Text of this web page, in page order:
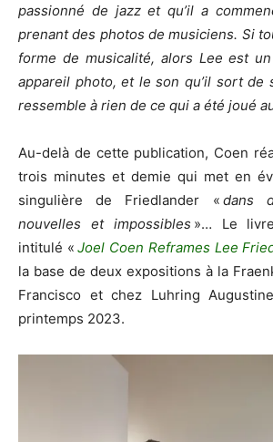
passionné de jazz et qu’il a
prenant des photos de musiciens. Si
forme de musicalité, alors Lee est
appareil photo, et le son qu’il sort de
ressemble à rien de ce qui a été joué
Au-delà de cette publication, Coen
trois minutes et demie qui met en
singulière de Friedlander « dans
nouvelles et impossibles »… Le
intitulé « Joel Coen Reframes Lee
la base de deux expositions à la
Francisco et chez Luhring
printemps 2023.